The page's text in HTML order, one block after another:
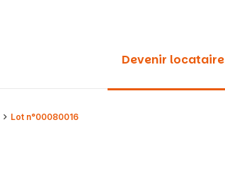
Devenir locataire
Lot n°00080016